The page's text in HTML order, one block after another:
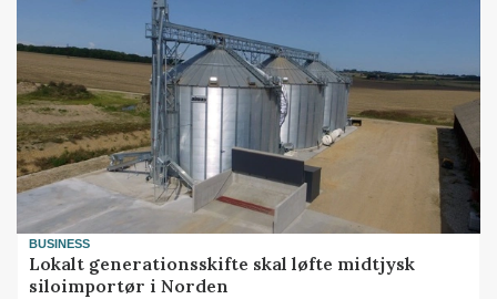
BUSINESS
Lokalt generationsskifte skal løfte midtjysk
siloimportør i Norden